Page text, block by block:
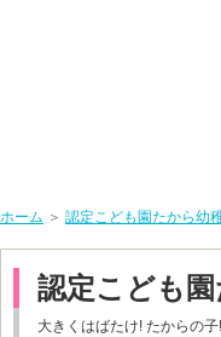
ホーム ＞ 認定こども園たから幼
認定こども
大きくはばたけ! たからの子